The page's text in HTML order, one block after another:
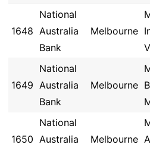
1648
National
Australia
Bank
Melbourne
1649
National
Australia
Bank
Melbourne
1650
National
Australia
Melbourne